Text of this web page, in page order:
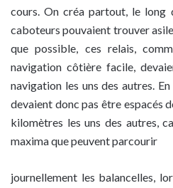
cours. On créa partout, le long
caboteurs pouvaient trouver
que possible, ces relais,
navigation côtière facile,
navigation les uns des autres. En
devaient donc pas être espacés
kilomètres les uns des autres,
maxima que peuvent parcourir
journellement les balancelles,